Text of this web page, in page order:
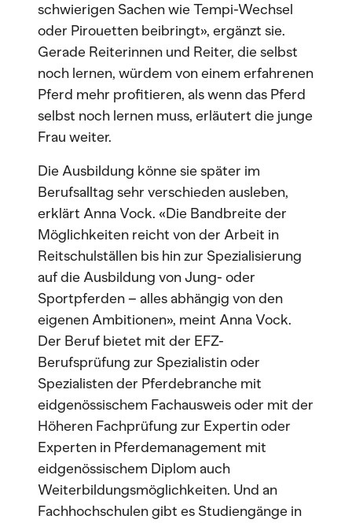
schwierigen Sachen wie Tempi-Wechsel
oder Pirouetten beibringt», ergänzt sie.
Gerade Reiterinnen und Reiter, die selbst
noch lernen, würdem von einem erfahrenen
Pferd mehr profitieren, als wenn das Pferd
selbst noch lernen muss, erläutert die junge
Frau weiter.
Die Ausbildung könne sie später im
Berufsalltag sehr verschieden ausleben,
erklärt Anna Vock. «Die Bandbreite der
Möglichkeiten reicht von der Arbeit in
Reitschulställen bis hin zur Spezialisierung
auf die Ausbildung von Jung- oder
Sportpferden – alles abhängig von den
eigenen Ambitionen», meint Anna Vock.
Der Beruf bietet mit der EFZ-
Berufsprüfung zur Spezialistin oder
Spezialisten der Pferdebranche mit
eidgenössischem Fachausweis oder mit der
Höheren Fachprüfung zur Expertin oder
Experten in Pferdemanagement mit
eidgenössischem Diplom auch
Weiterbildungsmöglichkeiten. Und an
Fachhochschulen gibt es Studiengänge in